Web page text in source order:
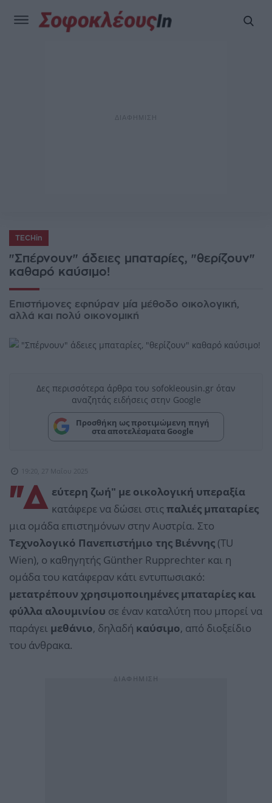
TECHin
"Σπέρνουν" άδειες μπαταρίες, "θερίζουν"
καθαρό καύσιμο!
Επιστήμονες εφηύραν μία μέθοδο οικολογική,
αλλά και πολύ οικονομική
Δες περισσότερα άρθρα του sofokleousin.gr όταν
αναζητάς ειδήσεις στην Google
Προσθήκη ως προτιμώμενη πηγή
στα αποτελέσματα Google
19:20, 27 Μαΐου 2025
"Δ εύτερη ζωή" με οικολογική υπεραξία
κατάφερε να δώσει στις παλιές μπαταρίες
μια ομάδα επιστημόνων στην Αυστρία. Στο
Τεχνολογικό Πανεπιστήμιο της Βιέννης (TU
Wien), ο καθηγητής Günther Rupprechter και η
ομάδα του κατάφεραν κάτι εντυπωσιακό:
μετατρέπουν χρησιμοποιημένες μπαταρίες και
φύλλα αλουμινίου σε έναν καταλύτη που μπορεί να
παράγει μεθάνιο, δηλαδή καύσιμο, από διοξείδιο
του άνθρακα.